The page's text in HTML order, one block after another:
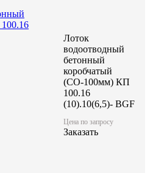
Лоток
водоотводный
бетонный
коробчатый
(СО-100мм) КП
100.16
(10).10(6,5)- BGF
Цена по запросу
Заказать